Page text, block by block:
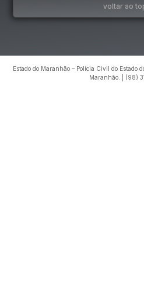
voltar ao
Estado do Maranhão – Polícia Civil do
Maranhão. | (98)